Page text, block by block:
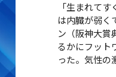
「生まれて
は内臓が弱く
ン（阪神大賞
るかにフット
った。気性の